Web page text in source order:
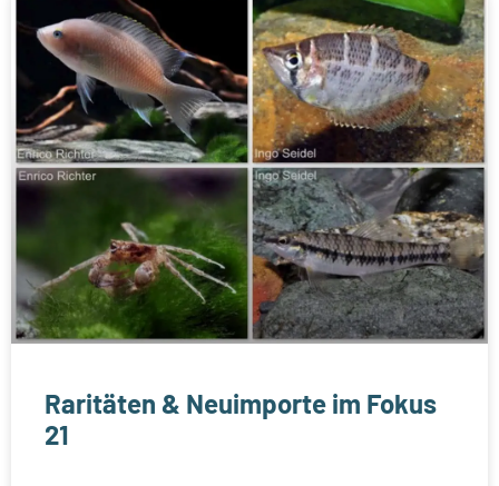
Raritäten & Neuimporte im Fokus
21